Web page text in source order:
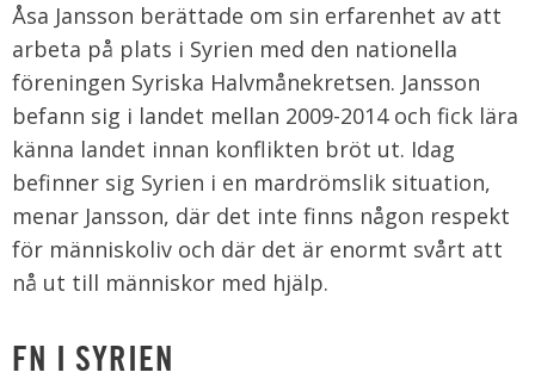
Åsa Jansson berättade om sin erfarenhet av att
arbeta på plats i Syrien med den nationella
föreningen Syriska Halvmånekretsen. Jansson
befann sig i landet mellan 2009-2014 och fick lära
känna landet innan konflikten bröt ut. Idag
befinner sig Syrien i en mardrömslik situation,
menar Jansson, där det inte finns någon respekt
för människoliv och där det är enormt svårt att
nå ut till människor med hjälp.
FN I SYRIEN